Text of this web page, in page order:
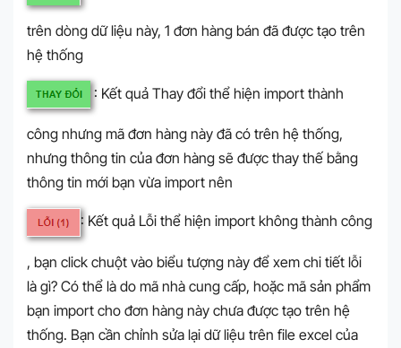
trên dòng dữ liệu này, 1 đơn hàng bán đã được tạo trên
hệ thống
: Kết quả Thay đổi thể hiện import thành
công nhưng mã đơn hàng này đã có trên hệ thống,
nhưng thông tin của đơn hàng sẽ được thay thế bằng
thông tin mới bạn vừa import nên
: Kết quả Lỗi thể hiện import không thành công
, bạn click chuột vào biểu tượng này để xem chi tiết lỗi
là gì? Có thể là do mã nhà cung cấp, hoặc mã sản phẩm
bạn import cho đơn hàng này chưa được tạo trên hệ
thống. Bạn cần chỉnh sửa lại dữ liệu trên file excel của